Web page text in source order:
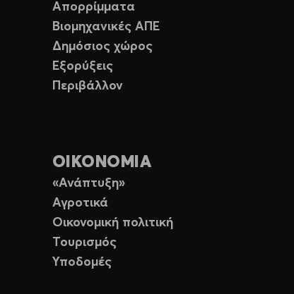
Απορρίμματα
Βιομηχανικές ΑΠΕ
Δημόσιος χώρος
Εξορύξεις
Περιβάλλον
ΟΙΚΟΝΟΜΙΑ
«Ανάπτυξη»
Αγροτικά
Οικονομική πολιτική
Τουρισμός
Υποδομές